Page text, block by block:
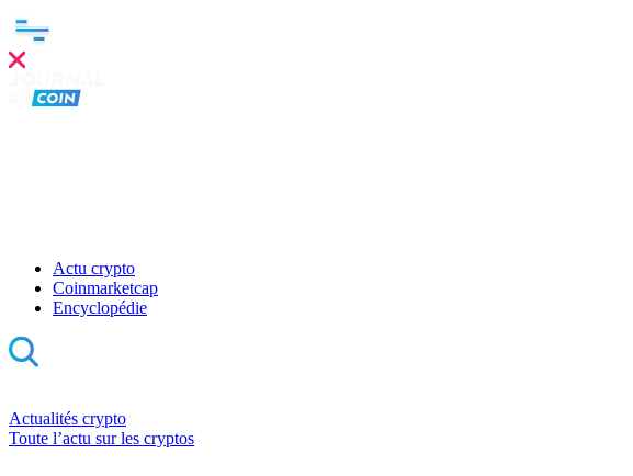
Actu crypto
Coinmarketcap
Encyclopédie
Actualités crypto
Toute l’actu sur les cryptos